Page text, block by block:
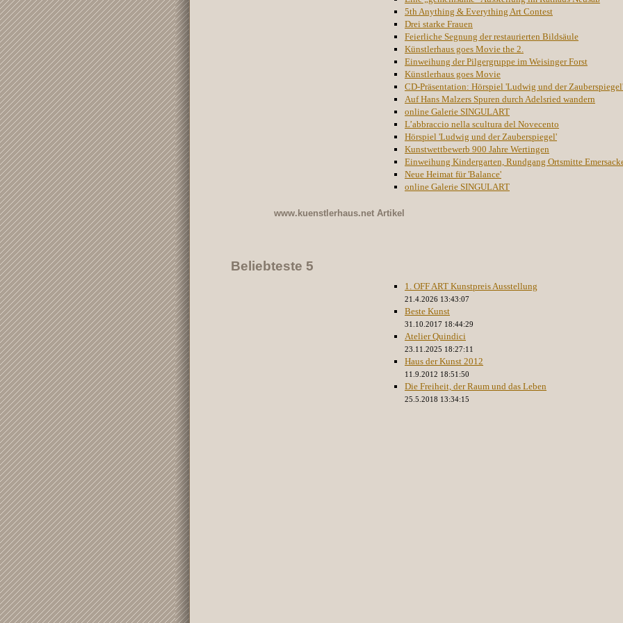
5th Anything & Everything Art Contest
Drei starke Frauen
Feierliche Segnung der restaurierten Bildsäule
Künstlerhaus goes Movie the 2.
Einweihung der Pilgergruppe im Weisinger Forst
Künstlerhaus goes Movie
CD-Präsentation: Hörspiel 'Ludwig und der Zauberspiegel'
Auf Hans Malzers Spuren durch Adelsried wandern
online Galerie SINGULART
L’abbraccio nella scultura del Novecento
Hörspiel 'Ludwig und der Zauberspiegel'
Kunstwettbewerb 900 Jahre Wertingen
Einweihung Kindergarten, Rundgang Ortsmitte
Neue Heimat für 'Balance'
online Galerie SINGULART
www.kuenstlerhaus.net Artikel
Beliebteste 5
1. OFF ART Kunstpreis Ausstellung
21.4.2026 13:43:07
Beste Kunst
31.10.2017 18:44:29
Atelier Quindici
23.11.2025 18:27:11
Haus der Kunst 2012
11.9.2012 18:51:50
Die Freiheit, der Raum und das Leben
25.5.2018 13:34:15